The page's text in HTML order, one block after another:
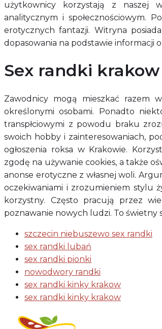
użytkownicy korzystają z naszej
analitycznym i społecznościowym.
erotycznych fantazji. Witryna
dopasowania na podstawie informacji
Sex randki
Zawodnicy mogą mieszkać razem
określonymi osobami. Ponadto
transpłciowymi z powodu braku
swoich hobby i zainteresowaniach,
ogłoszenia roksa w Krakowie.
zgodę na używanie cookies, a także
anonse erotyczne z własnej woli.
oczekiwaniami i zrozumieniem stylu
korzystny. Często pracują przez
poznawanie nowych ludzi. To świetny
szczecin niebuszewo sex randki
sex randki lubań
sex randki pionki
nowodwory randki
sex randki kinky krakow
sex randki kinky krakow